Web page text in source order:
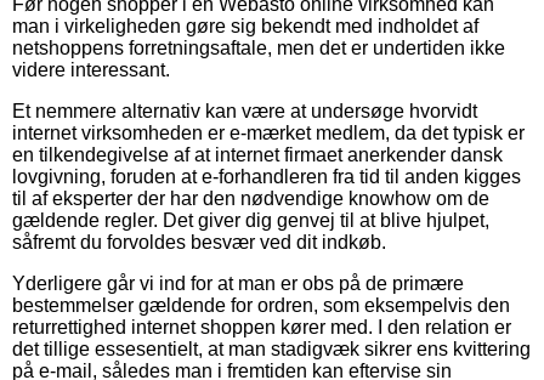
man i virkeligheden gøre sig bekendt med indholdet af
netshoppens forretningsaftale, men det er undertiden ikke
videre interessant.
Et nemmere alternativ kan være at undersøge hvorvidt
internet virksomheden er e-mærket medlem, da det typisk er
en tilkendegivelse af at internet firmaet anerkender dansk
lovgivning, foruden at e-forhandleren fra tid til anden kigges
til af eksperter der har den nødvendige knowhow om de
gældende regler. Det giver dig genvej til at blive hjulpet,
såfremt du forvoldes besvær ved dit indkøb.
Yderligere går vi ind for at man er obs på de primære
bestemmelser gældende for ordren, som eksempelvis den
returrettighed internet shoppen kører med. I den relation er
det tillige essesentielt, at man stadigvæk sikrer ens kvittering
på e-mail, således man i fremtiden kan eftervise sin